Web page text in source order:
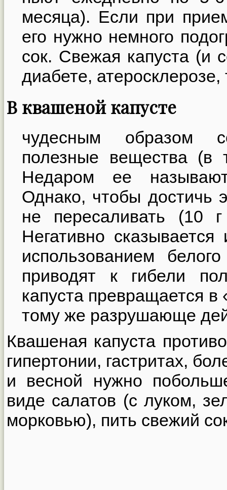
месяца). Если при
его нужно немного
сок. Свежая капуста (и
диабете,
В квашеной капусте
чудесным образом
полезные вещества
Недаром ее
Однако, чтобы достичь
не пересаливать (10
Негативно
использованием
приводят к гибели
капуста превращается в
тому же разрушающе
Квашеная капуста
гипертонии, гастритах,
и весной нужно
виде салатов (с луком,
морковью), пить свежий